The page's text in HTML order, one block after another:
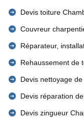
Devis toiture
Couvreur
Réparateur,
Rehaussement de
Devis nettoyage
Devis réparation
Devis zingueur